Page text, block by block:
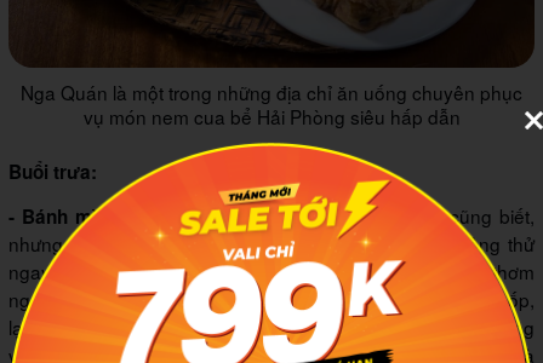
Nga Quán là một trong những địa chỉ ăn uống chuyên phục
vụ món nem cua bể Hải Phòng siêu hấp dẫn
Buổi trưa:
- Bánh mì chảo 33 Kỳ Đồng:Bánh mì chảo thì ai cũng biết,
nhưng "nhập gia tùy tục" Hải Phòng thì không thể không thử
ngay bánh mì chảo 33 Kỳ Đồng. Từ nước sốt đặc sệt thơm
ngon, đến những topping khác như pate, xúc xích, trứng ốp,
lạp xưởng, thịt viên, khoai tây chiên..., tất cả đều mang hương
vị rất khác so với nhiều quán ăn bạn bè, khiến bạn đã ăn là